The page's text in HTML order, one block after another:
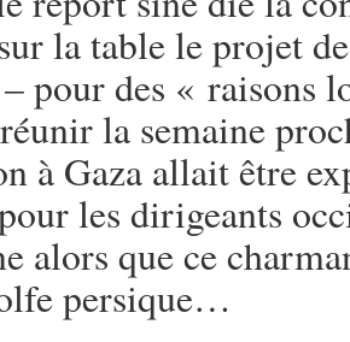
la table le projet
pour des « raisons
la semaine
à Gaza allait être
les dirigeants
alors que ce
persique…